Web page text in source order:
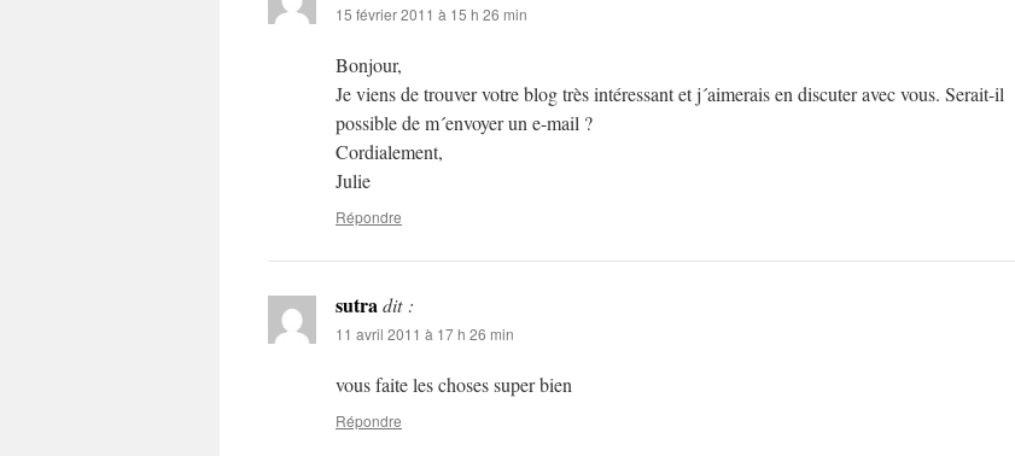
15 février 2011 à 15 h 26 min
Bonjour,
Je viens de trouver votre blog très intéressant et j´aimerais en discuter avec vous. Serait-il
possible de m´envoyer un e-mail ?
Cordialement,
Julie
Répondre
sutradit :
11 avril 2011 à 17 h 26 min
vous faite les choses super bien
Répondre